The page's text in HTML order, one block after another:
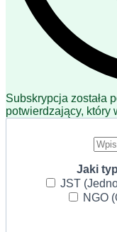
Subskrypcja została
potwierdzający, który
Jaki
JST
NGO